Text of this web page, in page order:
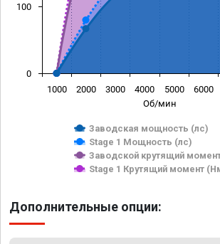
Об/мин
Заводская мощность (лс)
Stage 1 Мощность (лс)
Заводской крутящий
Stage 1 Крутящий момент
1000 2000 3000 4000 5000 6000
0
100
Дополнительные опции: